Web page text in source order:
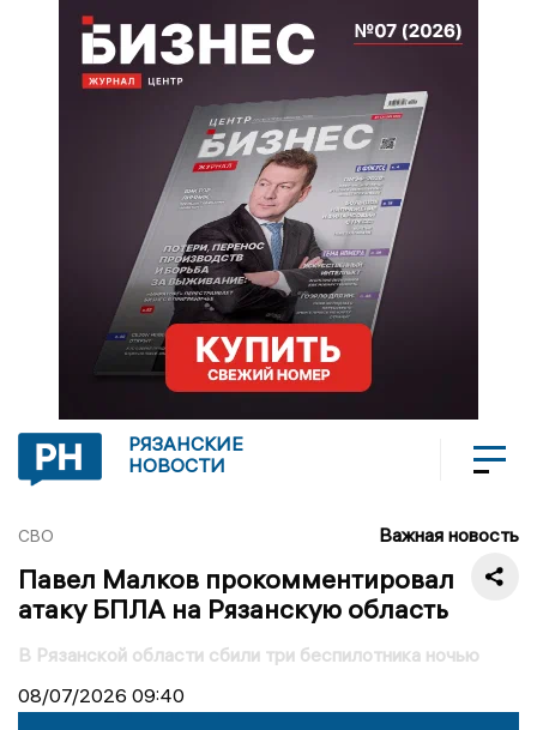
РЯЗАНСКИЕ
НОВОСТИ
СВО Важная новость
Павел Малков прокомментировал
атаку БПЛА на Рязанскую область
В Рязанской области сбили три беспилотника ночью
08/07/2026 09:40